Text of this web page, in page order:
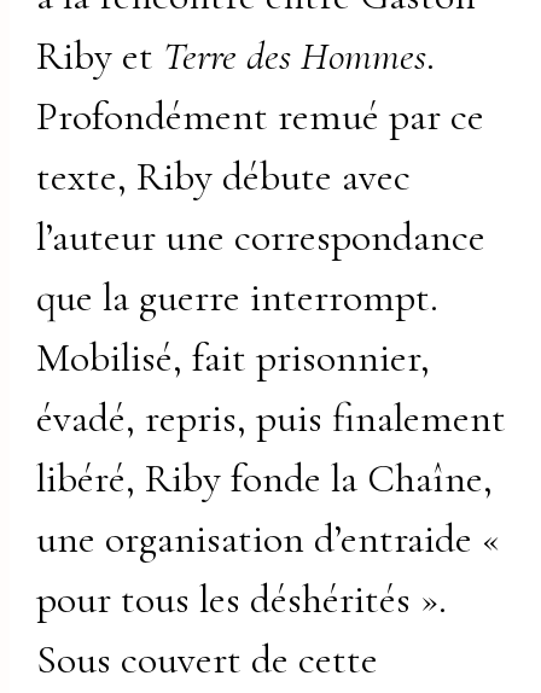
Riby et Terre des Hommes.
Profondément remué par ce
texte, Riby débute avec
l’auteur une correspondance
que la guerre interrompt.
Mobilisé, fait prisonnier,
évadé, repris, puis finalement
libéré, Riby fonde la Chaîne,
une organisation d’entraide «
pour tous les déshérités ».
Sous couvert de cette